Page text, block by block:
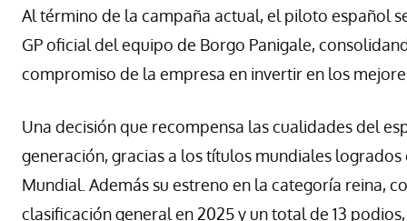
Al término de la campaña actual, el piloto español
GP oficial del equipo de Borgo Panigale,
compromiso de la empresa en invertir en los
Una decisión que recompensa las cualidades del
generación, gracias a los títulos mundiales
Mundial. Además su estreno en la categoría reina,
clasificación general en 2025 y un total de 13